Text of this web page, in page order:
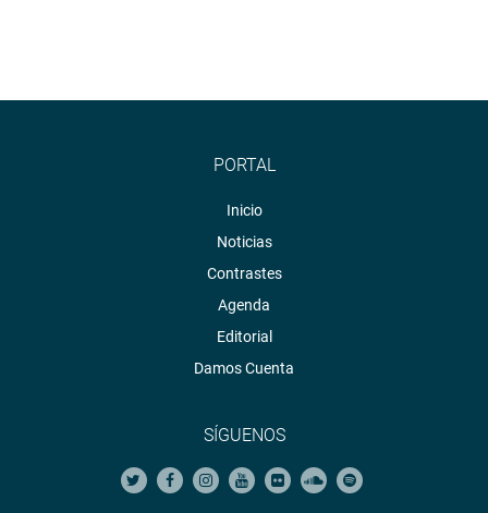
PORTAL
Inicio
Noticias
Contrastes
Agenda
Editorial
Damos Cuenta
SÍGUENOS